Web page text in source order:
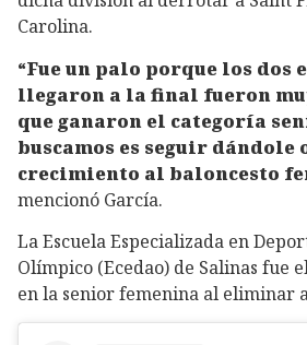
Carolina.
“Fue un palo porque los dos
llegaron a la final fueron
que ganaron el categoría
buscamos es seguir
crecimiento al baloncesto
mencionó García.
La Escuela Especializada en
Olímpico (Ecedao) de Salinas fue
en la senior femenina al eliminar